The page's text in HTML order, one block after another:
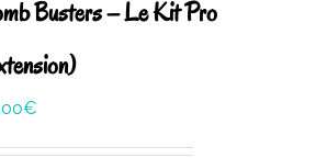
Busters – Le Kit Pro
€